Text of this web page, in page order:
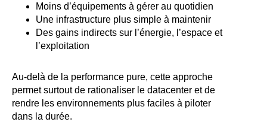
Moins d’équipements à gérer au quotidien
Une infrastructure plus simple à maintenir
Des gains indirects sur l’énergie, l’espace et
l’exploitation
Au-delà de la performance pure, cette approche
permet surtout de rationaliser le datacenter et de
rendre les environnements plus faciles à piloter
dans la durée.